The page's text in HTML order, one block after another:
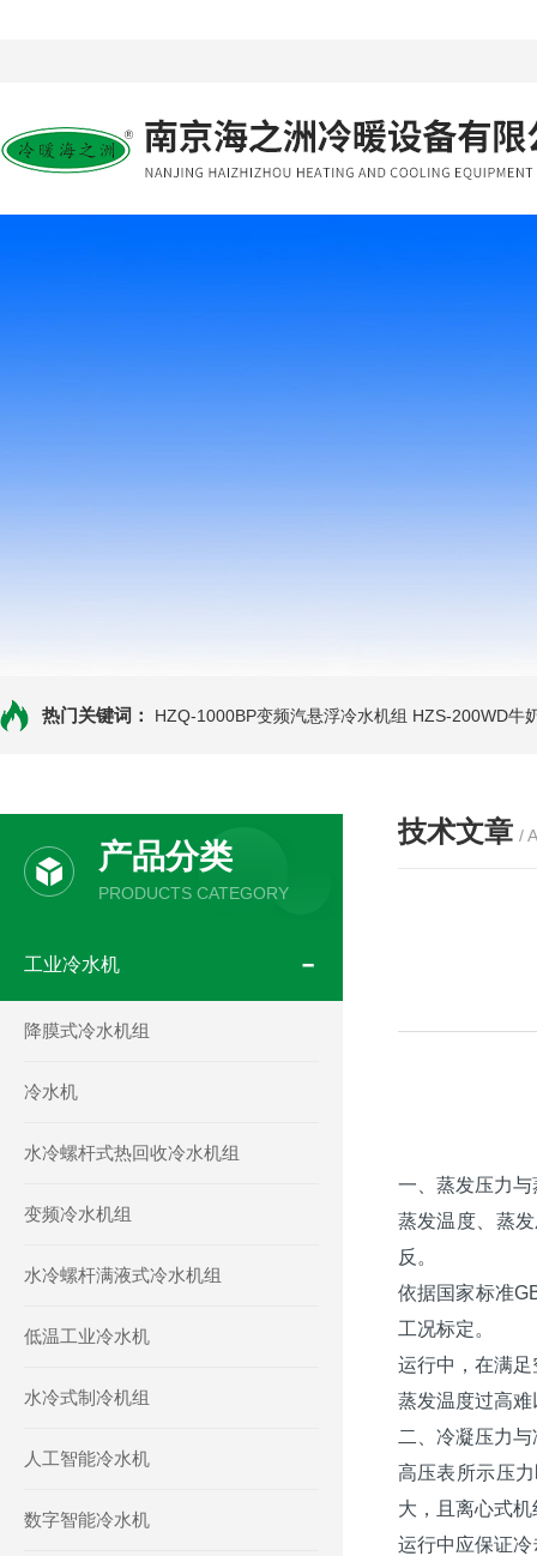
热门关键词： HZQ-1000BP变频汽悬浮冷水机组 HZS-200WD牛
产品分类
PRODUCTS CATEGORY
工业冷水机
降膜式冷水机组
冷水机
水冷螺杆式热回收冷水机组
变频冷水机组
水冷螺杆满液式冷水机组
低温工业冷水机
水冷式制冷机组
人工智能冷水机
数字智能冷水机
技术文章 /
一、蒸发压力与
蒸发温度、蒸
反。
依据国家标准
工况标定。
运行中，在满
蒸发温度过高
二、冷凝压力
高压表所示压
大，且离心式
运行中应保证